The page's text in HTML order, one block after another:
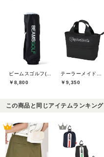
￥8,800
￥9,350
この商品と同じアイテムランキング